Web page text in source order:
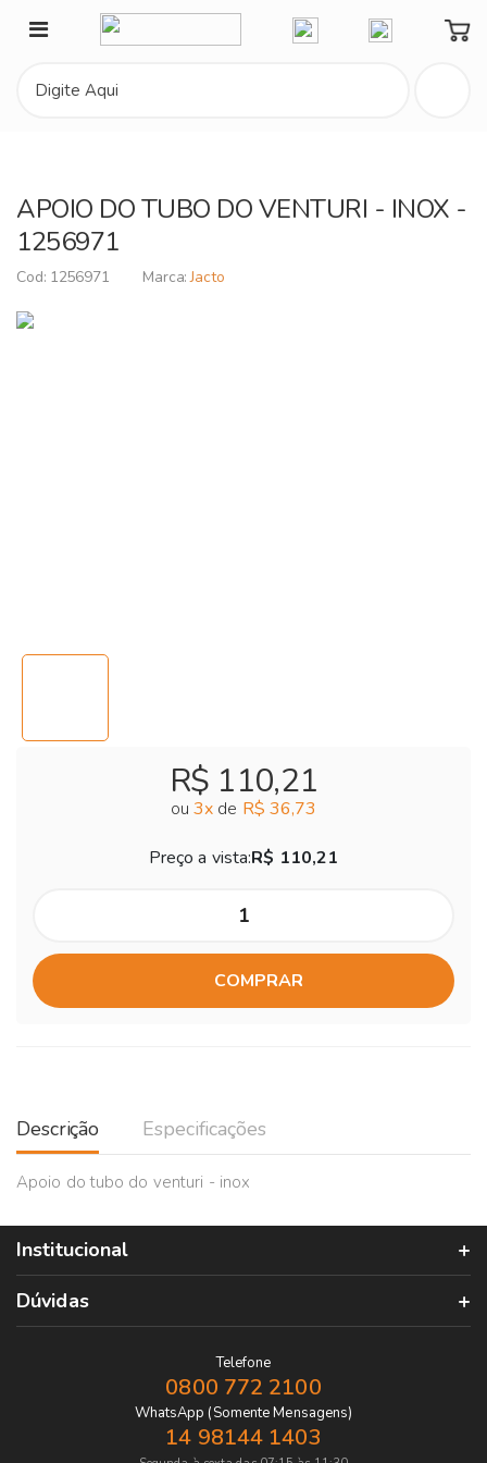
Minha Conta
APOIO DO TUBO DO VENTURI - INOX -
1256971
1256971 Jacto
R$ 110,21
ou 3x de R$ 36,73
Preço a vista:R$ 110,21
COMPRAR
Descrição Especificações
Apoio do tubo do venturi - inox
Institucional
Dúvidas
Telefone
0800 772 2100
WhatsApp (Somente Mensagens)
14 98144 1403